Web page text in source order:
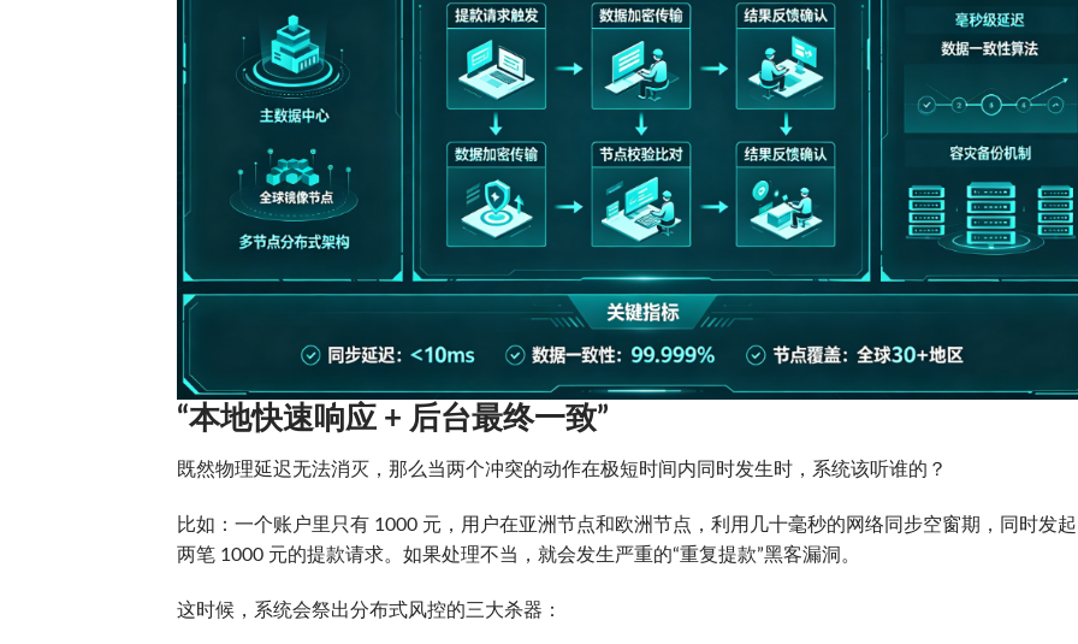
“本地快速响应 + 后台最终一致”
既然物理延迟无法消灭，那么当两个冲突的动作在极短时间内同时发生时，系统该听谁的？
比如：一个账户里只有 1000 元，用户在亚洲节点和欧洲节点，利用几十毫秒的网络同步空窗期，同时发起
两笔 1000 元的提款请求。如果处理不当，就会发生严重的“重复提款”黑客漏洞。
这时候，系统会祭出分布式风控的三大杀器：